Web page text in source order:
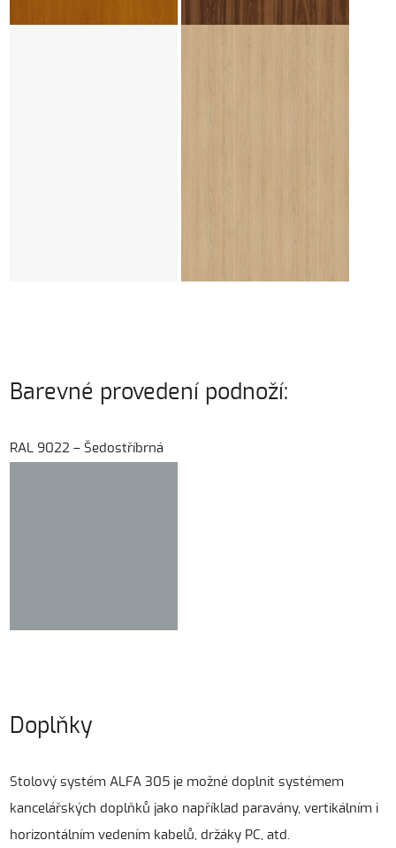
Barevné provedení podnoží:
RAL 9022 – Šedostříbrná
Doplňky
Stolový systém ALFA 305 je možné doplnit systémem
kancelářských doplňků jako například paravány, vertikálním i
horizontálním vedením kabelů, držáky PC, atd.